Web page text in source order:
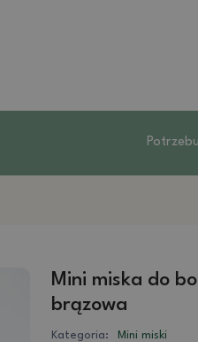
Mini miska do
brązowa
Kategoria:
Mini miski